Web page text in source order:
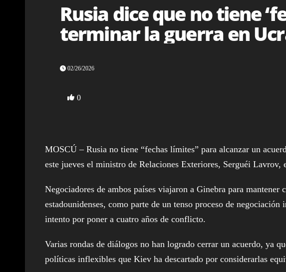
Rusia dice que no tiene
terminar la guerra en
02/26/2026
0
MOSCÚ – Rusia no tiene “fechas límites” para alcanzar un
este jueves el ministro de Relaciones Exteriores, Serguéi Lavrov,
Negociadores de ambos países viajaron a Ginebra para mantener
estadounidenses, como parte de un tenso proceso de
intento por poner a cuatro años de conflicto.
Varias rondas de diálogos no han logrado cerrar un acuerdo, ya
políticas inflexibles que Kiev ha descartado por considerarlas